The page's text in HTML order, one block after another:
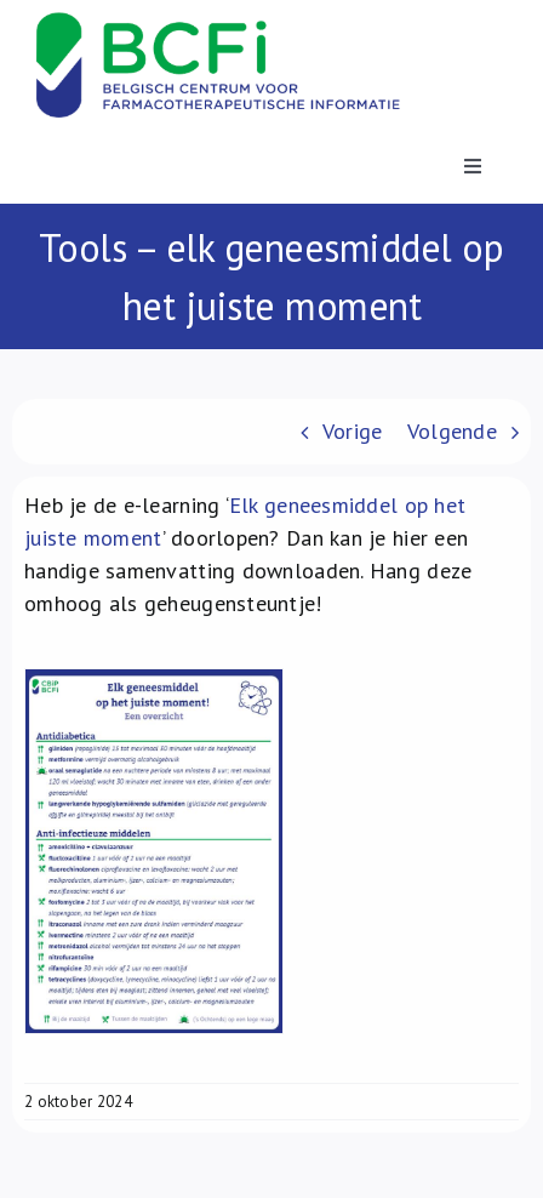
content
Toggle
Nieuws
Over ons
Tools – elk geneesmiddel op
het juiste moment
Vorige Volgende
Heb je de e-learning ‘Elk geneesmiddel op het
juiste moment’ doorlopen? Dan kan je hier een
handige samenvatting downloaden. Hang deze
omhoog als geheugensteuntje!
2 oktober 2024